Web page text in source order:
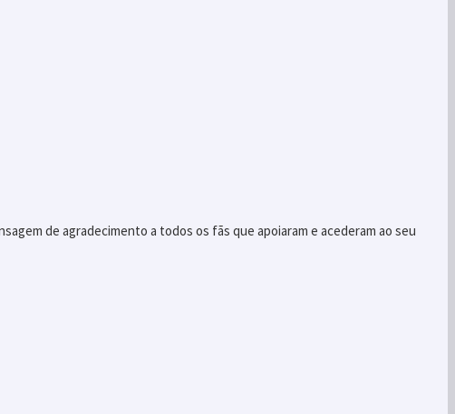
de agradecimento a todos os fãs que apoiaram e acederam ao seu